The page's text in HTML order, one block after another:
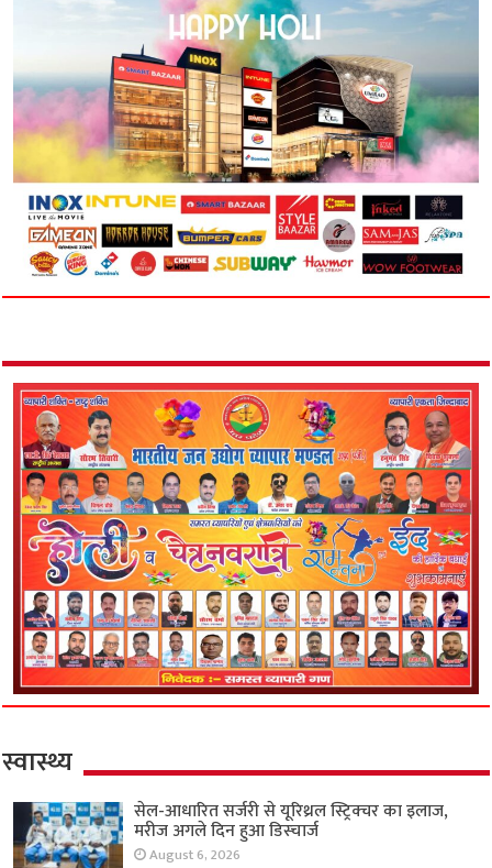
स्वास्थ्य
सेल-आधारित सर्जरी से यूरिथ्रल स्ट्रिक्चर का इलाज,
मरीज अगले दिन हुआ डिस्चार्ज
August 6, 2026